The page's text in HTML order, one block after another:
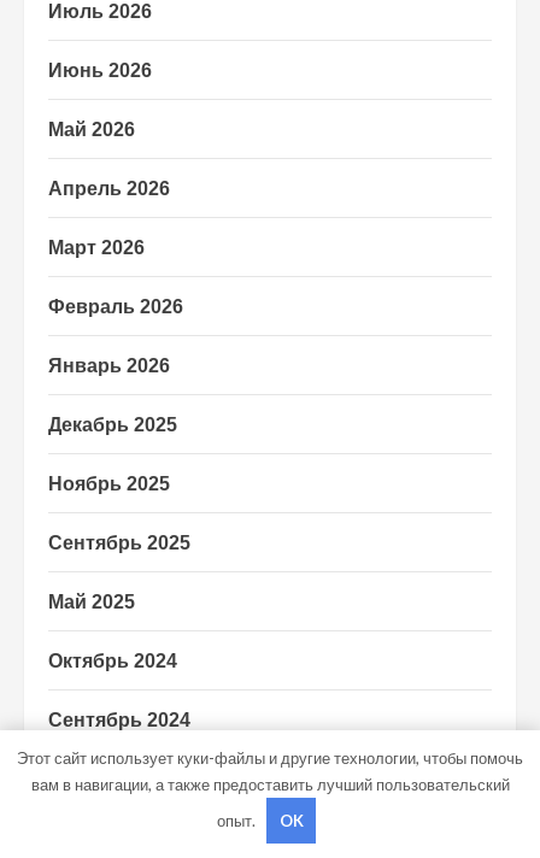
Июль 2026
Июнь 2026
Май 2026
Апрель 2026
Март 2026
Февраль 2026
Январь 2026
Декабрь 2025
Ноябрь 2025
Сентябрь 2025
Май 2025
Октябрь 2024
Сентябрь 2024
Август 2024
Этот сайт использует куки-файлы и другие технологии, чтобы помочь
вам в навигации, а также предоставить лучший пользовательский
опыт.
OK